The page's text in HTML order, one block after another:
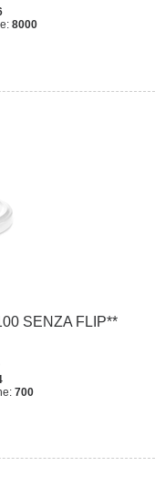
8000
SENZA FLIP**
700